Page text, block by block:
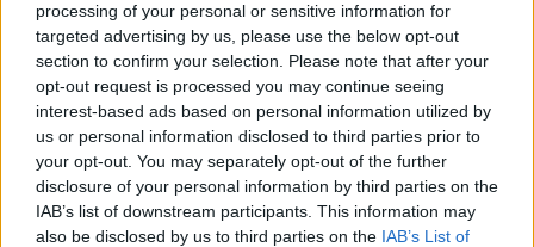
processing of your personal or sensitive information for
targeted advertising by us, please use the below opt-out
section to confirm your selection. Please note that after your
opt-out request is processed you may continue seeing
interest-based ads based on personal information utilized by
us or personal information disclosed to third parties prior to
your opt-out. You may separately opt-out of the further
disclosure of your personal information by third parties on the
IAB’s list of downstream participants. This information may
also be disclosed by us to third parties on the IAB’s List of